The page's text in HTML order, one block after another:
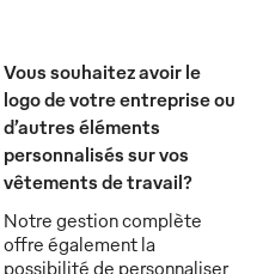
Vous souhaitez avoir le
logo de votre entreprise ou
d’autres éléments
personnalisés sur vos
vêtements de travail?
Notre gestion complète
offre également la
possibilité de personnaliser